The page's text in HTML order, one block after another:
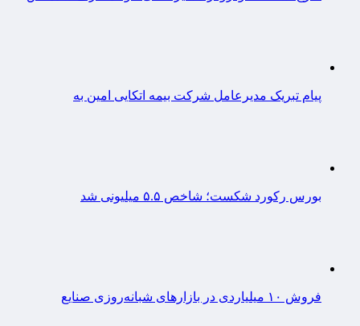
پیام تبریک مدیرعامل شرکت بیمه اتکایی امین به
بورس رکورد شکست؛ شاخص ۵.۵ میلیونی شد
فروش ۱۰ میلیاردی در بازارهای شبانه‌روزی صنایع